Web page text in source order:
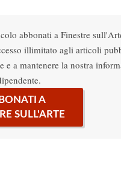
abbonati a Finestre
illimitato agli articoli
e a mantenere la nostra
A
SULL'ARTE